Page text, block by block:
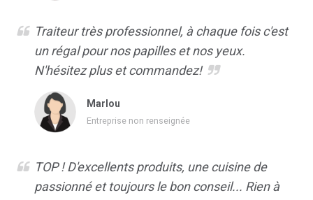
Traiteur très professionnel, à chaque fois c'est
un régal pour nos papilles et nos yeux.
N'hésitez plus et commandez!
Marlou
Entreprise non renseignée
TOP ! D'excellents produits, une cuisine de
passionné et toujours le bon conseil... Rien à